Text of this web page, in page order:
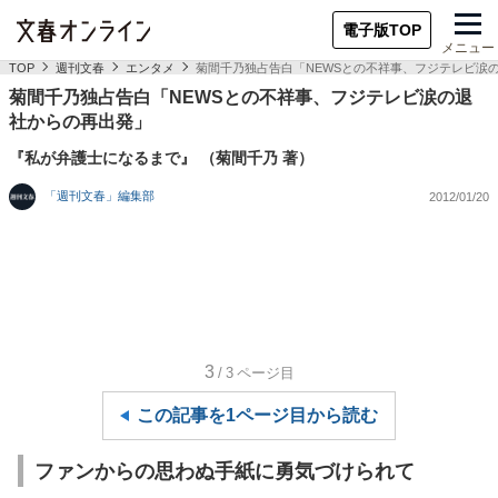
電子版TOP
メニュー
TOP 週刊文春 エンタメ 菊間千乃独占告白「NEWSとの不祥事、フジテレビ涙
菊間千乃独占告白「NEWSとの不祥事、フジテレビ涙の退
社からの再出発」
『私が弁護士になるまで』 （菊間千乃 著）
「週刊文春」編集部 2012/01/20
3 /3 ページ目
この記事を1ページ目から読む
ファンからの思わぬ手紙に勇気づけられて